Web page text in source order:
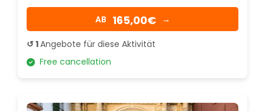
AB 165,00€ →
↺ 1Angebote für diese Aktivität
Free cancellation